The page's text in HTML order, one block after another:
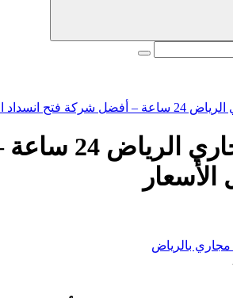
المجاري فورًا وبأقل الأسعار
تسليك
الأسعار
بالرياض